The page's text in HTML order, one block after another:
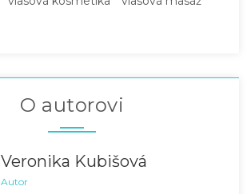
O autorovi
Veronika Kubišová
Autor